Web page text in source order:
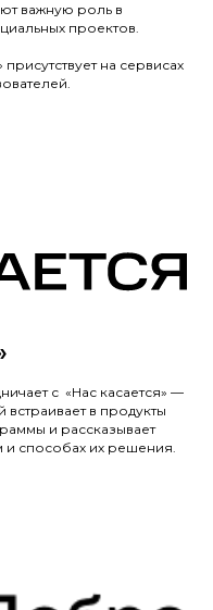
важную роль в
проектов.
на сервисах
с «Нас касается» —
в продукты
и рассказывает
способах их решения.